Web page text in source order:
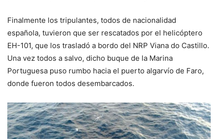
Finalmente los tripulantes, todos de nacionalidad
española, tuvieron que ser rescatados por el helicóptero
EH-101, que los trasladó a bordo del NRP Viana do Castillo.
Una vez todos a salvo, dicho buque de la Marina
Portuguesa puso rumbo hacia el puerto algarvío de Faro,
donde fueron todos desembarcados.